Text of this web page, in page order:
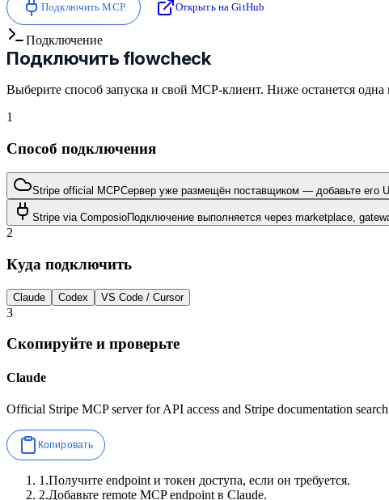
Подключить MCP Открыть на GitHub
Подключение
Подключить flowcheck
Выберите способ запуска и свой MCP-клиент. Ниже останется
1
Способ подключения
Stripe official MCPСервер уже размещён поставщиком — добавьте его
Stripe via ComposioПодключение выполняется через marketplace,
2
Куда подключить
Claude Codex VS Code / Cursor
3
Скопируйте и проверьте
Claude
Official Stripe MCP server for API access and Stripe documentation
Копировать
1 .Получите endpoint и токен доступа, если он требуется.
2.Добавьте remote MCP endpoint в Claude.